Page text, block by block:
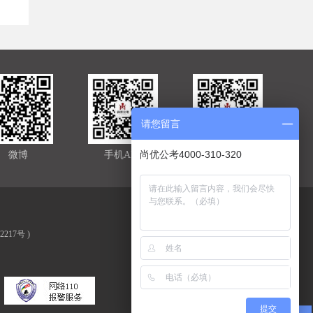
官方微信
手机APP
微博
号 )
请您留言
尚优公考4000-310-320
提交